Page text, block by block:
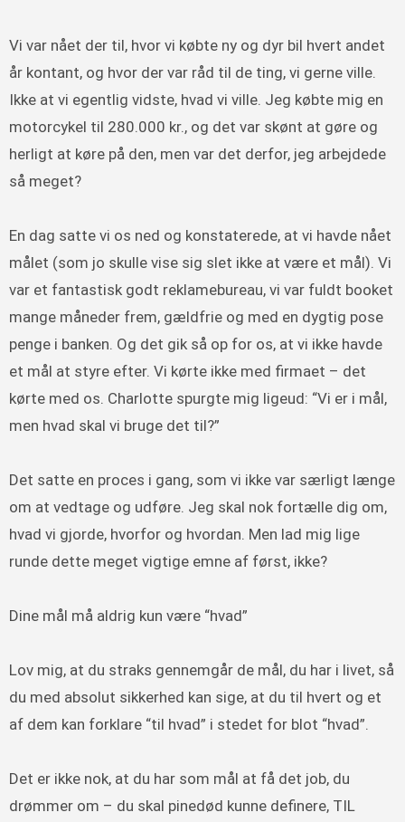
Vi var nået der til, hvor vi købte ny og dyr bil hvert andet
år kontant, og hvor der var råd til de ting, vi gerne ville.
Ikke at vi egentlig vidste, hvad vi ville. Jeg købte mig en
motorcykel til 280.000 kr., og det var skønt at gøre og
herligt at køre på den, men var det derfor, jeg arbejdede
så meget?
En dag satte vi os ned og konstaterede, at vi havde nået
målet (som jo skulle vise sig slet ikke at være et mål). Vi
var et fantastisk godt reklamebureau, vi var fuldt booket
mange måneder frem, gældfrie og med en dygtig pose
penge i banken. Og det gik så op for os, at vi ikke havde
et mål at styre efter. Vi kørte ikke med firmaet – det
kørte med os. Charlotte spurgte mig ligeud: “Vi er i mål,
men hvad skal vi bruge det til?”
Det satte en proces i gang, som vi ikke var særligt længe
om at vedtage og udføre. Jeg skal nok fortælle dig om,
hvad vi gjorde, hvorfor og hvordan. Men lad mig lige
runde dette meget vigtige emne af først, ikke?
Dine mål må aldrig kun være “hvad”
Lov mig, at du straks gennemgår de mål, du har i livet, så
du med absolut sikkerhed kan sige, at du til hvert og et
af dem kan forklare “til hvad” i stedet for blot “hvad”.
Det er ikke nok, at du har som mål at få det job, du
drømmer om – du skal pinedød kunne definere, TIL